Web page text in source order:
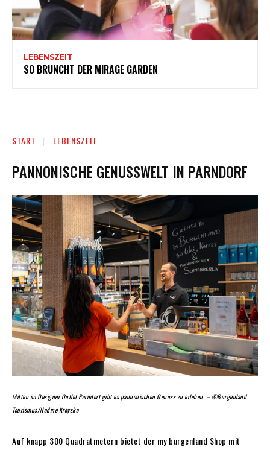
LEBENSZEIT
SO BRUNCHT DER MIRAGE GARDEN